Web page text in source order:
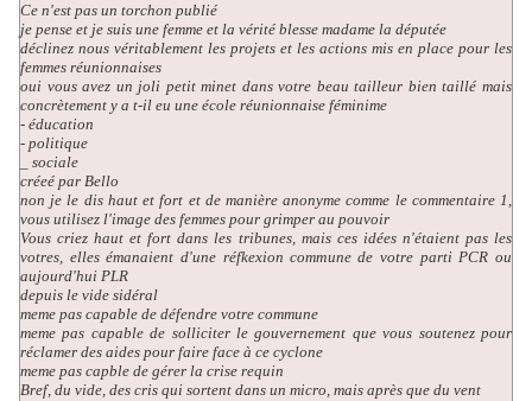
Ce n'est pas un torchon publié
je pense et je suis une femme et la vérité blesse madame la députée
déclinez nous véritablement les projets et les actions mis en place pour les
femmes réunionnaises
oui vous avez un joli petit minet dans votre beau tailleur bien taillé mais
concrètement y a t-il eu une école réunionnaise féminime
- éducation
- politique
_ sociale
créeé par Bello
non je le dis haut et fort et de manière anonyme comme le commentaire 1,
vous utilisez l'image des femmes pour grimper au pouvoir
Vous criez haut et fort dans les tribunes, mais ces idées n'étaient pas les
votres, elles émanaient d'une réfkexion commune de votre parti PCR ou
aujourd'hui PLR
depuis le vide sidéral
meme pas capable de défendre votre commune
meme pas capable de solliciter le gouvernement que vous soutenez pour
réclamer des aides pour faire face à ce cyclone
meme pas capble de gérer la crise requin
Bref, du vide, des cris qui sortent dans un micro, mais après que du vent